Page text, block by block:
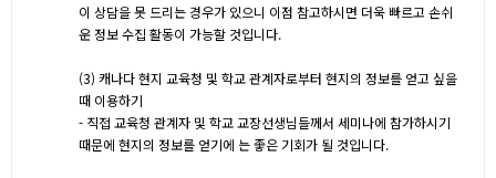
이 상담을 못 드리는 경우가 있으니 이점 참고하시면 더욱 빠르고 손쉬
운 정보 수집 활동이 가능할 것입니다.
(3) 캐나다 현지 교육청 및 학교 관계자로부터 현지의 정보를 얻고 싶을
때 이용하기
- 직접 교육청 관계자 및 학교 교장선생님들께서 세미나에 참가하시기
때문에 현지의 정보를 얻기에 는 좋은 기회가 될 것입니다.